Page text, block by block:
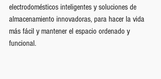
electrodomésticos inteligentes y soluciones de
almacenamiento innovadoras, para hacer la vida
más fácil y mantener el espacio ordenado y
funcional.